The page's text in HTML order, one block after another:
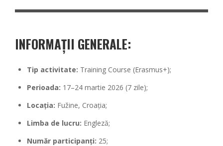
INFORMAȚII GENERALE:
Tip activitate: Training Course (Erasmus+);
Perioada: 17–24 martie 2026 (7 zile);
Locația: Fužine, Croația;
Limba de lucru: Engleză;
Număr participanți: 25;